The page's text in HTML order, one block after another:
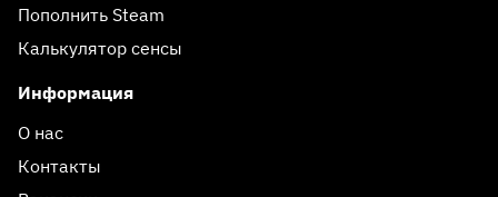
Пополнить Steam
Калькулятор сенсы
Информация
О нас
Контакты